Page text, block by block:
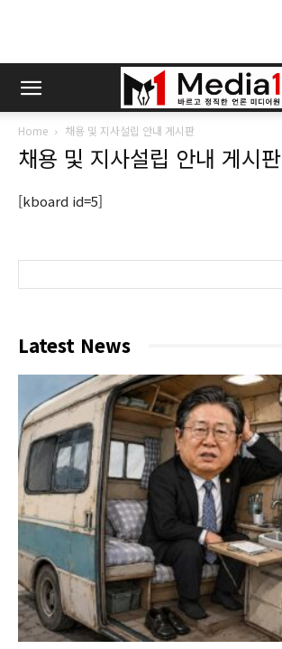
Home 채용 및 지사설립 안내 게시판
채용 및 지사설립 안내 게시판
[kboard id=5]
Latest News